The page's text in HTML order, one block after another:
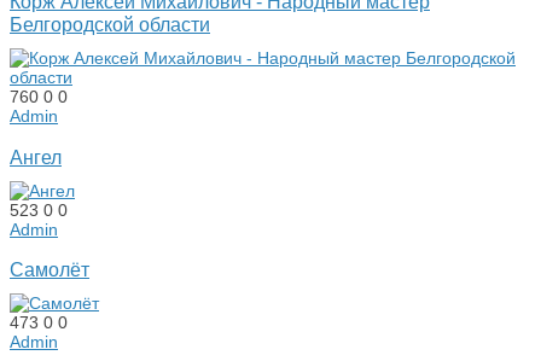
Белгородской области
760 0 0
Admin
Ангел
523 0 0
Admin
Самолёт
473 0 0
Admin